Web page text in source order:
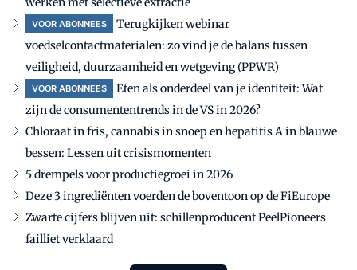
VOOR ABONNEES
Terugkijken webinar
voedselcontactmaterialen: zo vind je de balans tussen
veiligheid, duurzaamheid en wetgeving (PPWR)
VOOR ABONNEES
Eten als onderdeel van je identiteit: Wat
zijn de consumententrends in de VS in 2026?
Chloraat in fris, cannabis in snoep en hepatitis A in blauwe
bessen: Lessen uit crisismomenten
5 drempels voor productiegroei in 2026
Deze 3 ingrediënten voerden de boventoon op de FiEurope
Zwarte cijfers blijven uit: schillenproducent PeelPioneers
failliet verklaard